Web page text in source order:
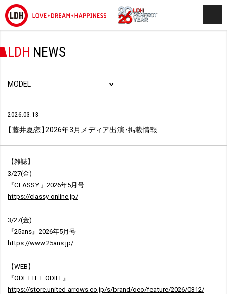
LDH NEWS
MODEL
2026.03.13
【藤井夏恋】2026年3月メディア出演・掲載情報
【雑誌】
3/27(金)
『CLASSY.』2026年5月号
https://classy-online.jp/
3/27(金)
『25ans』2026年5月号
https://www.25ans.jp/
【WEB】
『ODETTE E ODILE』
https://store.united-arrows.co.jp/s/brand/oeo/feature/2026/0312/